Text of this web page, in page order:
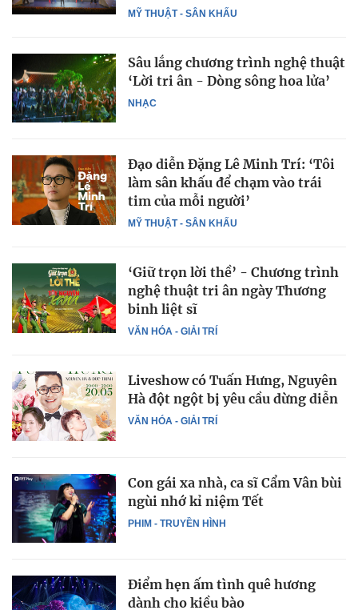
MỸ THUẬT - SÂN KHẤU
NHẠC
Sâu lắng chương trình nghệ thuật
‘Lời tri ân - Dòng sông hoa lửa’
MỸ THUẬT - SÂN KHẤU
Đạo diễn Đặng Lê Minh Trí: ‘Tôi
làm sân khấu để chạm vào trái
tim của mỗi người’
VĂN HÓA - GIẢI TRÍ
‘Giữ trọn lời thề’ - Chương trình
nghệ thuật tri ân ngày Thương
binh liệt sĩ
VĂN HÓA - GIẢI TRÍ
Liveshow có Tuấn Hưng, Nguyên
Hà đột ngột bị yêu cầu dừng diễn
PHIM - TRUYỀN HÌNH
Con gái xa nhà, ca sĩ Cẩm Vân bùi
ngùi nhớ kỉ niệm Tết
Điểm hẹn ấm tình quê hương
dành cho kiều bào